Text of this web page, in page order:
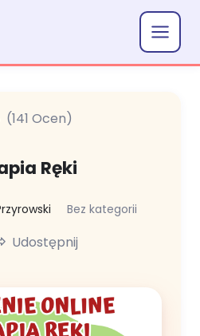
(141 Ocen)
Ręki
Bez kategorii
Udostępnij